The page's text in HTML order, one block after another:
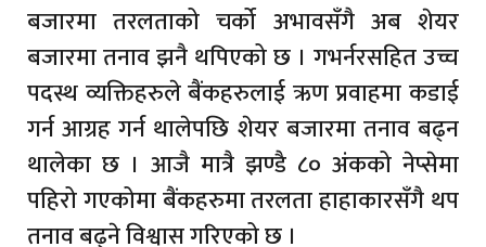
बजारमा तरलताको चर्को अभावसँगै अब शेयर
बजारमा तनाव झनै थपिएको छ । गभर्नरसहित उच्च
पदस्थ व्यक्तिहरुले बैंकहरुलाई ऋण प्रवाहमा कडाई
गर्न आग्रह गर्न थालेपछि शेयर बजारमा तनाव बढ्न
थालेका छ । आजै मात्रै झण्डै ८० अंकको नेप्सेमा
पहिरो गएकोमा बैंकहरुमा तरलता हाहाकारसँगै थप
तनाव बढ्ने विश्वास गरिएको छ ।